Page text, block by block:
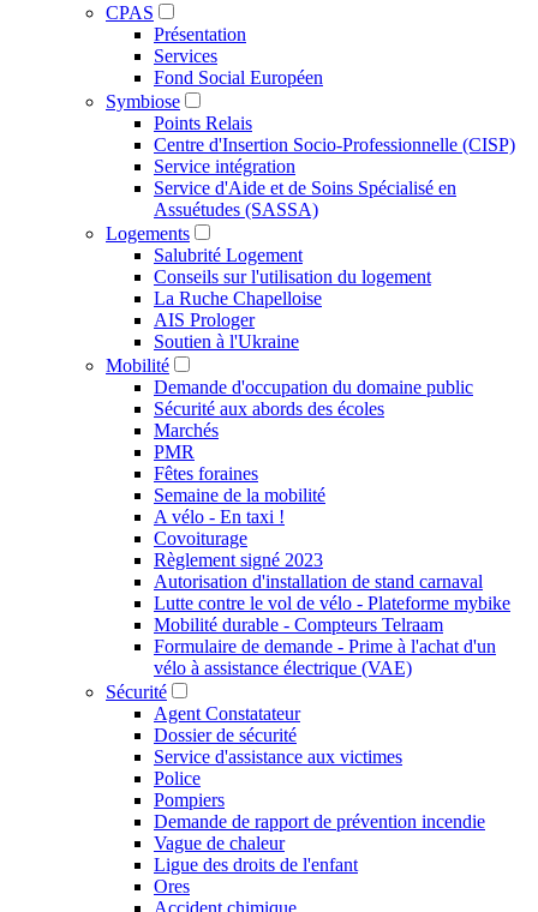
CPAS
Présentation
Services
Fond Social Européen
Symbiose
Points Relais
Centre d'Insertion Socio-Professionnelle (CISP)
Service intégration
Service d'Aide et de Soins Spécialisé en
Assuétudes (SASSA)
Logements
Salubrité Logement
Conseils sur l'utilisation du logement
La Ruche Chapelloise
AIS Prologer
Soutien à l'Ukraine
Mobilité
Demande d'occupation du domaine public
Sécurité aux abords des écoles
Marchés
PMR
Fêtes foraines
Semaine de la mobilité
A vélo - En taxi !
Covoiturage
Règlement signé 2023
Autorisation d'installation de stand carnaval
Lutte contre le vol de vélo - Plateforme mybike
Mobilité durable - Compteurs Telraam
Formulaire de demande - Prime à l'achat d'un
vélo à assistance électrique (VAE)
Sécurité
Agent Constatateur
Dossier de sécurité
Service d'assistance aux victimes
Police
Pompiers
Demande de rapport de prévention incendie
Vague de chaleur
Ligue des droits de l'enfant
Ores
Accident chimique